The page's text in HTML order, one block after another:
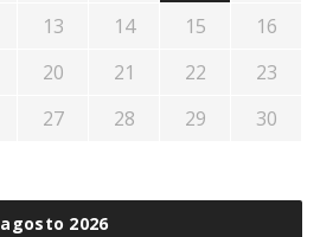
agosto 2026
13 14 15
16
20 21 22
23
27 28 29
30